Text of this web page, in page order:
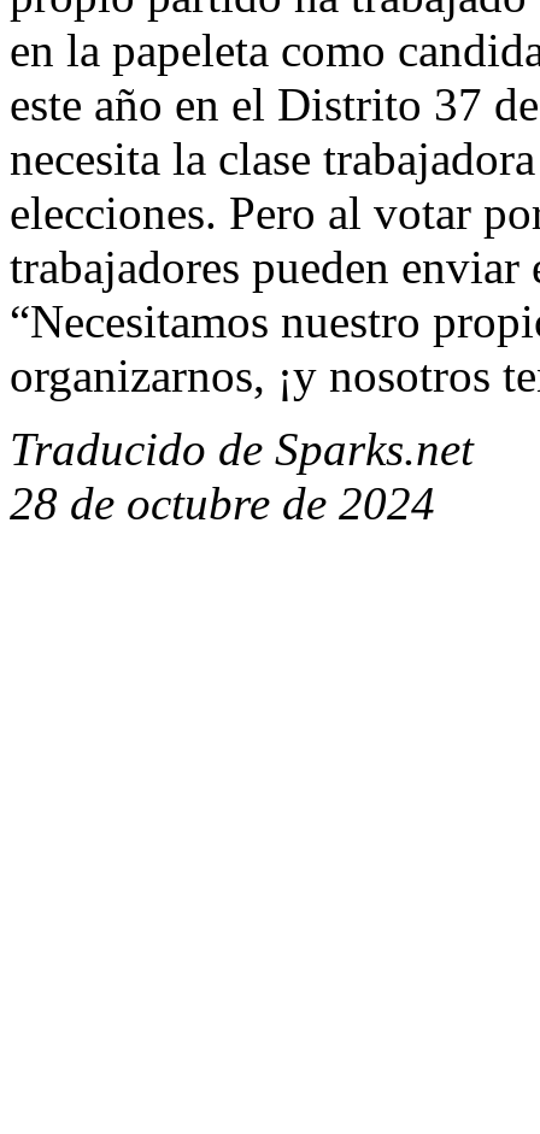
en la papeleta como
este año en el Distrito 37
necesita la clase
elecciones. Pero al votar
trabajadores pueden enviar
“Necesitamos nuestro
organizarnos, ¡y nosotros
Traducido de Sparks.net
28 de octubre de 2024